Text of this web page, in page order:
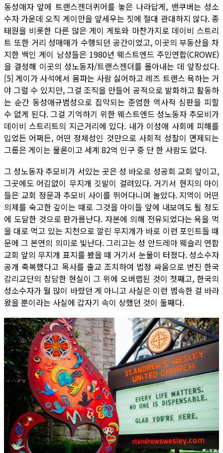
동성애자 앞에 트랜스젠더퀴어를 놓은 나라답게, 밴쿠버는 성소
수자 가운데 오직 게이만을 앞세우는 짓에 절대 관대하지 않다. 종
태원을 비롯한 다른 많은 게이 게토와 마찬가지로 데이비 스트리
트 또한 거리 성매매가 수행되던 공간이었고, 이곳의 부동산을 차
지한 백인 게이 남성들은 1980년 웨스트엔드 주민연합(CROWE)
을 결성해 이곳의 성노동자/트랜스젠더를 몰아내는 데 앞장섰다.
[5] 게이가 사석에서 몸파는 사람 싫어하고 레즈 트랜스 욕하는 거
야 그럴 수 있지만, 그걸 조직을 만들어 공적으로 발화하고 활동하
는 순간 동성애규범성으로 집약되는 준엄한 역사적 심판을 피할
수 없게 된다. 그걸 기억하기 위한 웨스트엔드 성노동자 추모비가
데이비 스트리트의 지근거리에 있다. 내가 이성애 사회에 피해를
입었든 어쩌든, 어떤 정체성인 것만으로 사회적 성찰이 면제되는
그룹은 게이는 물론이고 세계 82억 인구 중 단 한 사람도 없다.
그 성노동자 추모비가 서있는 곳은 성 바오로 성공회 교회 앞이고,
그곳에도 어김없이 무지개 깃발이 걸려있다. 거기서 현지의 아이
들은 교회 정문과 추모비 사이를 뛰어다니며 놀았다. 지역이 어떤
의제를 숙고한 깊이는 때로 그것을 아이들 앞에 내보여도 될 정도
에 도달한 것으로 판가름난다. 자본에 의해 전유되었다는 욕을 먹
을 대로 먹고 있는 지천으로 깔린 무지개가 바로 이런 포인트들 때
문에 그 본연의 의미로 빛난다. 그리고는 성 안드레아 웨슬리 연합
교회 앞의 무지개 표지를 봤을 때 거기서 눈물이 터졌다. 성소수자
공개 축복했다고 목사를 출교 조치하여 법정 싸움으로 번진 한국
감리교단의 참담한 현실이 그 위에 오버랩된 것이 첫째고, 한국의
성소수자가 뭘 많이 바랐던 게 아니고 사실은 이런 범속한 걸 바라
왔을 뿐이라는 사실에 갑자기 속이 상했던 것이 둘째다.